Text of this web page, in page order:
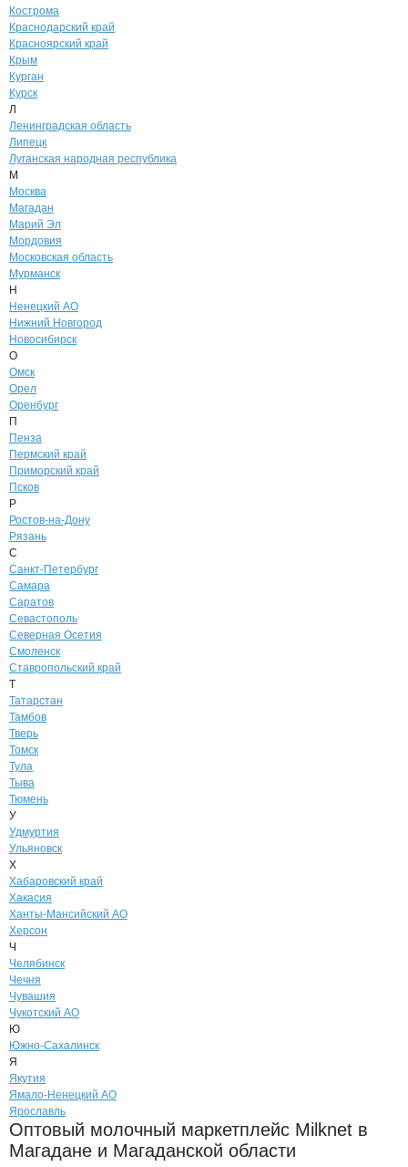
Кострома
Краснодарский край
Красноярский край
Крым
Курган
Курск
Л
Ленинградская область
Липецк
Луганская народная республика
М
Москва
Магадан
Марий Эл
Мордовия
Московская область
Мурманск
Н
Ненецкий АО
Нижний Новгород
Новосибирск
О
Омск
Орел
Оренбург
П
Пенза
Пермский край
Приморский край
Псков
Р
Ростов-на-Дону
Рязань
С
Санкт-Петербург
Самара
Саратов
Севастополь
Северная Осетия
Смоленск
Ставропольский край
Т
Татарстан
Тамбов
Тверь
Томск
Тула
Тыва
Тюмень
У
Удмуртия
Ульяновск
Х
Хабаровский край
Хакасия
Ханты-Мансийский АО
Херсон
Ч
Челябинск
Чечня
Чувашия
Чукотский АО
Ю
Южно-Сахалинск
Я
Якутия
Ямало-Ненецкий АО
Ярославль
Оптовый молочный маркетплейс Milknet в
Магадане и Магаданской области